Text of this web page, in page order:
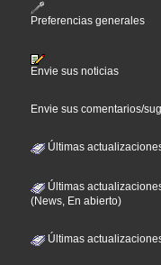
Preferencias generales
Envie sus noticias
Envie sus comentarios/
Últimas
Últimas
(News, En abierto)
Últimas